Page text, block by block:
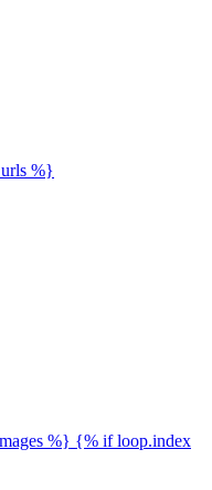
%}
%} {% if loop.index